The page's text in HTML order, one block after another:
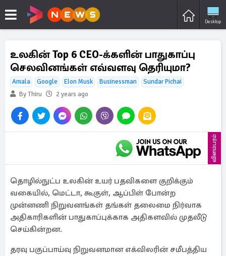
Desktop
உலகின் Top 6 CEO-க்களின் பாதுகாப்பு
செலவினங்கள் எவ்வளவு தெரியுமா?
Amala Google Elon Musk Businessman
Sundar Pichai
By Thiru
2 years ago
விளம்பரம்
தொழில்நுட்ப உலகின் உயர் பதவிகளை குறிக்கும்
வகையில், மெட்டா, கூகுள், ஆப்பிள் போன்ற
முன்னணி நிறுவனங்கள் தங்கள் தலைமை நிர்வாக
அதிகாரிகளின் பாதுகாப்புக்காக அதிகளவில் முதலீடு
செய்கின்றன.
தரவு பகுப்பாய்வு நிறுவனமான எக்விலரின் சமீபத்திய